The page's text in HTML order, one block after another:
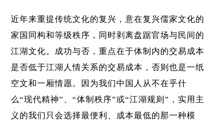
近年来重提传统文化的复兴，意在复兴儒家文化的
家国同构和等级秩序，同时剥离盘踞官场与民间的
江湖文化。成功与否，重点在于体制内的交易成本
是否低于江湖人情关系的交易成本，否则也是一纸
空文和一厢情愿。因为我们中国人从不在乎什
么“现代精神”、“体制秩序”或“江湖规则”，实用主
义的我们只会选择最便利、成本最低的那一种模